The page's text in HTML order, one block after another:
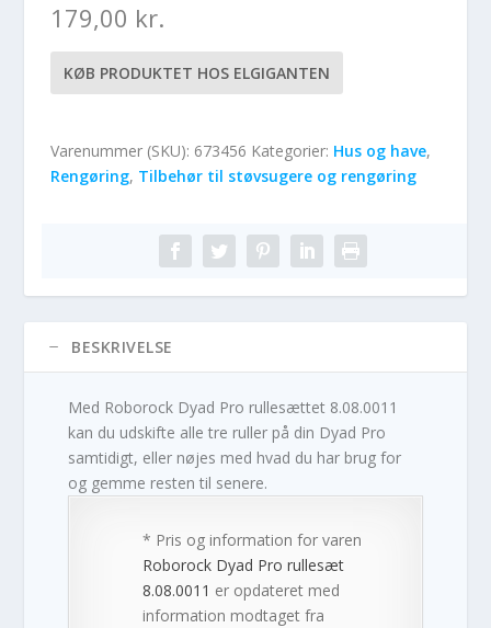
179,00 kr.
KØB PRODUKTET HOS ELGIGANTEN
Varenummer (SKU): 673456 Kategorier: Hus og have,
Rengøring, Tilbehør til støvsugere og rengøring
BESKRIVELSE
Med Roborock Dyad Pro rullesættet 8.08.0011
kan du udskifte alle tre ruller på din Dyad Pro
samtidigt, eller nøjes med hvad du har brug for
og gemme resten til senere.
* Pris og information for varen
Roborock Dyad Pro rullesæt
8.08.0011 er opdateret med
information modtaget fra